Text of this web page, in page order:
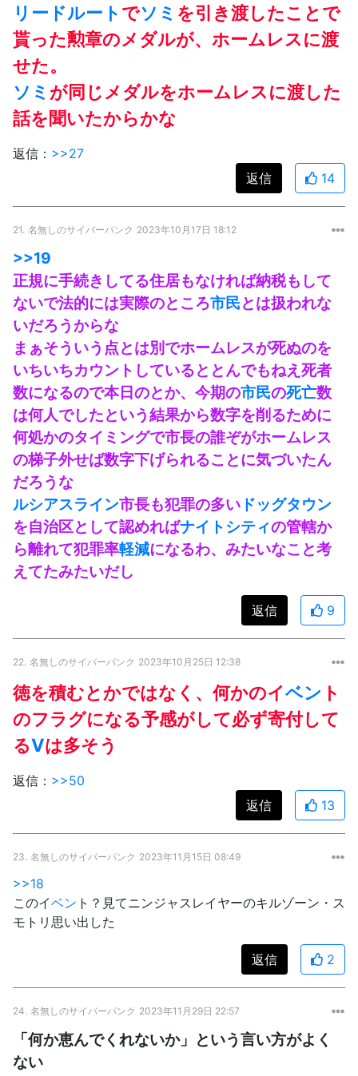
リードルート でソミ を引き渡したことで
貰った勲章のメダルが、ホームレスに渡
せた。
ソミ が同じメダルをホームレスに渡した
話を聞いたからかな
返信： >>27
返信
14
21. 名無しのサイバーパンク 2023年10月17日 18:12
>>19
正規に手続きしてる住居もなければ納税もして
ないで法的には実際のところ市民とは扱われな
いだろうからな
まぁそういう点とは別でホームレスが死ぬのを
いちいちカウントしているととんでもねえ死者
数になるので本日のとか、今期の市民の死亡数
は何人でしたという結果から数字を削るために
何処かのタイミングで市長の誰ぞがホームレス
の梯子外せば数字下げられることに気づいたん
だろうな
ルシアスライン市長も犯罪の多い ドッグタウン
を自治区として認めればナイトシティの管轄か
ら離れて犯罪率軽減になるわ、みたいなこと考
えてたみたいだし
返信 9
22. 名無しのサイバーパンク 2023年10月25日 12:38
徳を積むとかではなく、何かのイベン ト
のフラグになる予感がして必ず寄付して
るVは多そう
返信： >>50
返信
13
23. 名無しのサイバーパンク 2023年11月15日 08:49
>>18
このイベン ト？見てニンジャスレイヤーのキルゾーン・ス
モトリ思い出した
返信 2
24. 名無しのサイバーパンク 2023年11月29日 22:57
「何か恵んでくれないか」という言い方がよく
ない